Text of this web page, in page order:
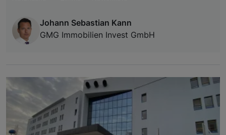
Johann Sebastian Kann
GMG Immobilien Invest GmbH